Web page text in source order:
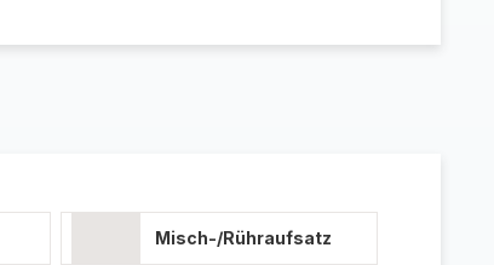
Misch-/Rühraufsatz